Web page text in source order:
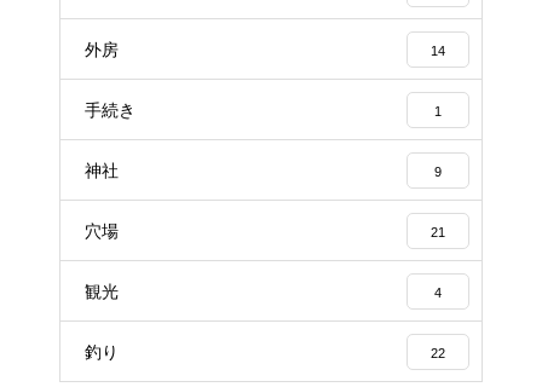
外房 14
手続き 1
神社 9
穴場 21
観光 4
釣り 22